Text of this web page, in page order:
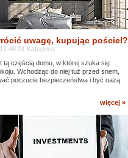
uwagę, kupując pościel?
Kategoria:
tą częścią domu, w której szuka się
Wchodząc do niej tuż przed snem,
poczucie bezpieczeństwa i być oazą
więcej »